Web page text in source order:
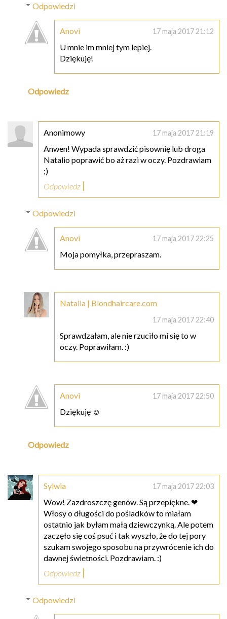
Odpowiedzi
Anovi 17 maja 2017 21:12
U mnie im mniej tym lepiej.
Dziękuję!
Odpowiedz
Anonimowy 17 maja 2017 21:19
Anwen! Wypada sprawdzić pisownię lub droga
Natalio poprawić bo aż razi w oczy. Pozdrawiam
;)
Odpowiedz
Odpowiedzi
Anovi 17 maja 2017 22:25
Moja pomyłka, przepraszam.
Natalia | Blondhaircare.com
17 maja 2017 22:40
Sprawdzałam, ale nie rzuciło mi się to w
oczy. Poprawiłam. :)
Anovi 17 maja 2017 22:50
Dziękuję ☺
Odpowiedz
Sylwia 17 maja 2017 22:03
Wow! Zazdroszczę genów. Są przepiękne. ❤
Włosy o długości do pośladków to miałam
ostatnio jak byłam małą dziewczynką. Ale potem
zaczęło się coś psuć i tak wyszło, że do tej pory
szukam swojego sposobu na przywrócenie ich do
dawnej świetności. Pozdrawiam. :)
Odpowiedz
Odpowiedzi